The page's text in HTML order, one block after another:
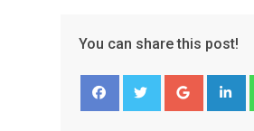
You can share this post!
Google+